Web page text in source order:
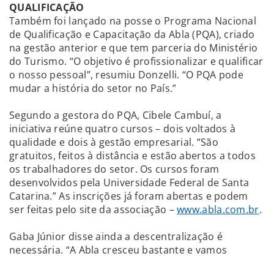
QUALIFICAÇÃO
Também foi lançado na posse o Programa Nacional
de Qualificação e Capacitação da Abla (PQA), criado
na gestão anterior e que tem parceria do Ministério
do Turismo. “O objetivo é profissionalizar e qualificar
o nosso pessoal”, resumiu Donzelli. “O PQA pode
mudar a história do setor no País.”
Segundo a gestora do PQA, Cibele Cambuí, a
iniciativa reúne quatro cursos – dois voltados à
qualidade e dois à gestão empresarial. “São
gratuitos, feitos à distância e estão abertos a todos
os trabalhadores do setor. Os cursos foram
desenvolvidos pela Universidade Federal de Santa
Catarina.” As inscrições já foram abertas e podem
ser feitas pelo site da associação –www.abla.com.br.
Gaba Júnior disse ainda a descentralização é
necessária. “A Abla cresceu bastante e vamos